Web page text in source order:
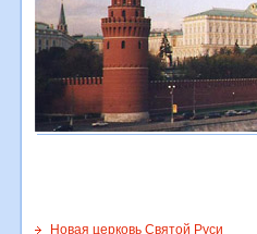
Новая церковь Святой Руси